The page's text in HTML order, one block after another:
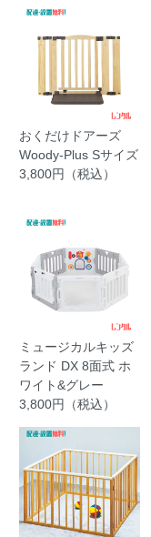
おくだけドアーズ
Woody-Plus Sサイズ
3,800円（税込）
ミュージカルキッズ
ランド DX 8面式 ホ
ワイト&グレー
3,800円（税込）